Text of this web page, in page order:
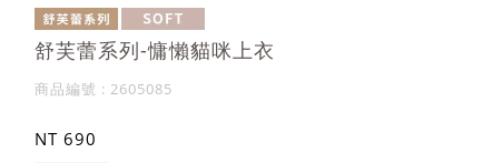
舒芙蕾系列-慵懶貓咪上衣
商品編號 : 2605085
NT 690